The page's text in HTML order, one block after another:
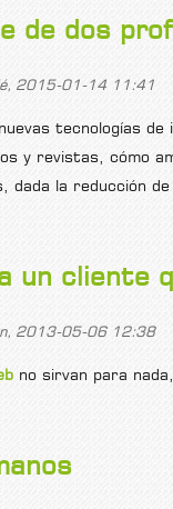
de dos
2015-01-14 11:41
tecnologías
y revistas, cómo
dada la reducción
un cliente
2013-05-06 12:38
no sirvan para